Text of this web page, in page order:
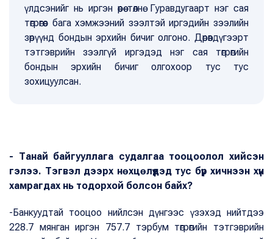
үлдсэнийг нь иргэн өөрөө төлнө. Гуравдугаарт нэг сая
төгрөгөөс бага хэмжээний зээлтэй иргэдийн зээлийн
зөрүүнд бондын эрхийн бичиг олгоно. Дөрөвдүгээрт
тэтгэврийн зээлгүй иргэдэд нэг сая төгрөгийн
бондын эрхийн бичиг олгохоор тус тус
зохицуулсан.
- Танай байгууллага судалгаа тооцоолол хийсэн
гэлээ. Тэгвэл дээрх нөхцөлүүдэд тус бүр хичнээн хүн
хамрагдах нь тодорхой болсон байх?
-Банкуудтай тооцоо нийлсэн дүнгээс үзэхэд нийтдээ
228.7 мянган иргэн 757.7 тэрбум төгрөгийн тэтгэврийн